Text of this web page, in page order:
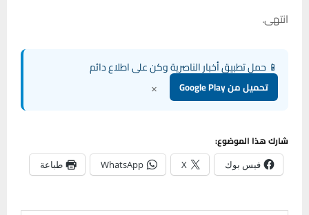
انتهى.
📱 حمل تطبيق أخبار الناصرية وكن على اطلاع دائم
تحميل من Google Play ×
شارك هذا الموضوع:
فيس بوك X
WhatsApp طباعة